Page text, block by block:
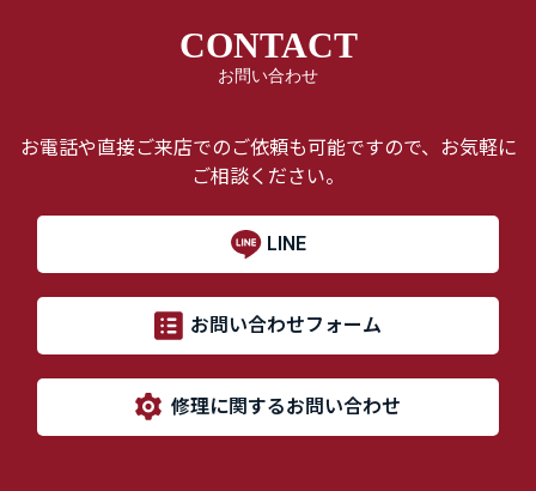
CONTACT
お問い合わせ
お電話や直接ご来店でのご依頼も可能ですので、お気軽に
ご相談ください。
LINE
お問い合わせフォーム
修理に関するお問い合わせ